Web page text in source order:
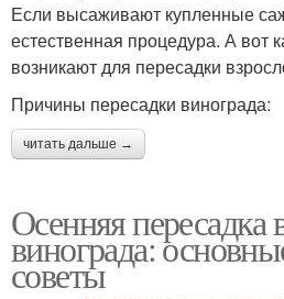
Если высаживают купленные
естественная процедура. А вот
возникают для пересадки
Причины пересадки винограда:
читать дальше →
Осенняя пересадка
винограда:
советы